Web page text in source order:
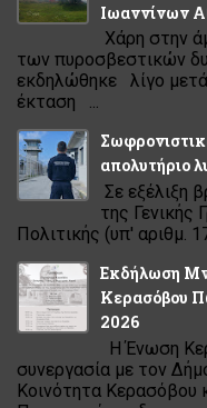
Ιωαννίνων
Χάρη στην
των πυροσβεστικών
εκδηλώθηκε λίγο
έκταση ...
απολυτήριο
Σε εξέλιξη
της Γενικής
Πολιτικής (υπ' αριθμ.
Εκδήλωση
Κερασόβου
2026
Η Ένωση
συνεργασία με τον
Κοινότητα Κερασόβου